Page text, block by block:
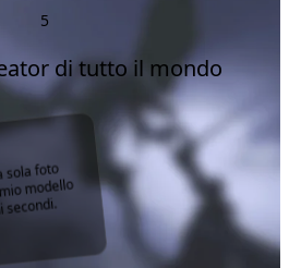
5
di tutto il mondo
foto
modello